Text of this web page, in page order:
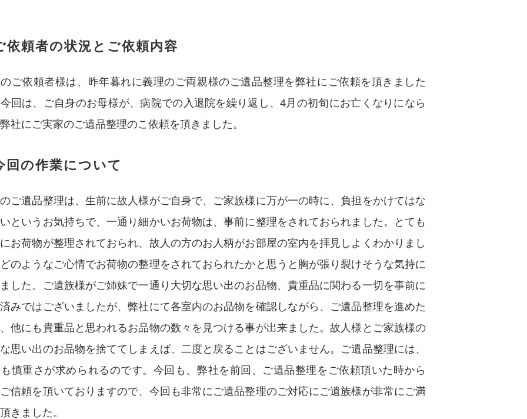
依頼者の状況とご依頼内容
ご依頼者様は、昨年暮れに義理のご両親様のご遺品整理を弊社にご依頼を頂きました
回は、ご自身のお母様が、病院での入退院を繰り返し、4月の初旬にお亡くなりになら
社にご実家のご遺品整理のこ依頼を頂きました。
回の作業について
ご遺品整理は、生前に故人様がご自身で、ご家族様に万が一の時に、負担をかけてはな
というお気持ちで、一通り細かいお荷物は、事前に整理をされておられました。とても
お荷物が整理されておられ、故人の方のお人柄がお部屋の室内を拝見しよくわかりまし
のようなご心情でお荷物の整理をされておられたかと思うと胸が張り裂けそうな気持に
した。ご遺族様がご姉妹で一通り大切な思い出のお品物、貴重品に関わる一切を事前に
みではございましたが、弊社にて各室内のお品物を確認しながら、ご遺品整理を進めた
他にも貴重品と思われるお品物の数々を見つける事が出来ました。故人様とご家族様の
思い出のお品物を捨ててしまえば、二度と戻ることはございません。ご遺品整理には、
慎重さが求められるのです。今回も、弊社を前回、ご遺品整理をご依頼頂いた時から
信頼を頂いておりますので、今回も非常にご遺品整理のご対応にご遺族様が非常にご満
きました。